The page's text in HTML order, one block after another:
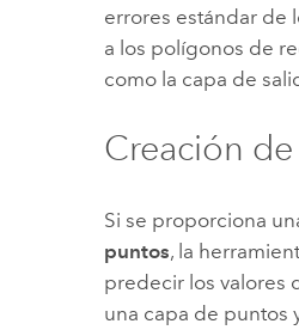
errores estándar de
a los polígonos de
como la capa de
Creación
Si se proporciona
puntos, la
predecir los valores
una capa de puntos